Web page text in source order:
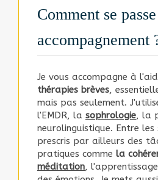
Comment se
accompagnement
Je vous accompagne à
thérapies brèves,
mais pas seulement.
l'EMDR, la sophrologie, la
neurolinguistique. Entre les
prescris par ailleurs des
pratiques comme la
méditation,